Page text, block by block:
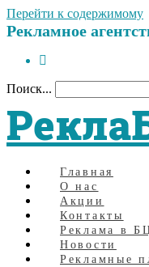
Перейти к содержимому
Рекламное
Поиск...
Главная
О нас
Акции
Контакты
Реклама в
Новости
Рекламные